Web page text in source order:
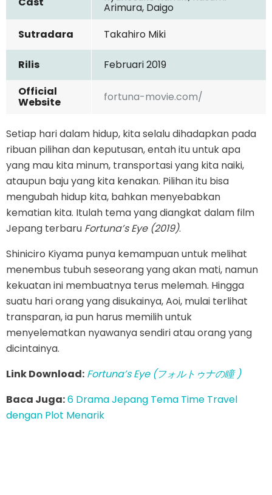
Arimura, Daigo
Sutradara
Takahiro Miki
Rilis
Februari 2019
Official
Website fortuna-movie.com/
Setiap hari dalam hidup, kita selalu dihadapkan pada
ribuan pilihan dan keputusan, entah itu untuk apa
yang mau kita minum, transportasi yang kita naiki,
ataupun baju yang kita kenakan. Pilihan itu bisa
mengubah hidup kita, bahkan menyebabkan
kematian kita. Itulah tema yang diangkat dalam film
Jepang terbaru Fortuna’s Eye (2019).
Shiniciro Kiyama punya kemampuan untuk melihat
menembus tubuh seseorang yang akan mati, namun
kekuatan ini membuatnya terus melemah. Hingga
suatu hari orang yang disukainya, Aoi, mulai terlihat
transparan, ia pun harus memilih untuk
menyelematkan nyawanya sendiri atau orang yang
dicintainya.
Link Download: Fortuna’s Eye (フォルトゥナの瞳 )
Baca Juga:6 Drama Jepang Tema Time Travel
dengan Plot Menarik